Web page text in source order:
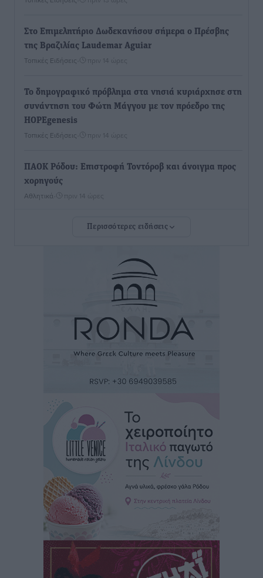
Στο Επιμελητήριο Δωδεκανήσου σήμερα ο Πρέσβης
της Βραζιλίας Laudemar Aguiar
Τοπικές Ειδήσεις πριν 14 ώρες
To δημογραφικό πρόβλημα στα νησιά κυριάρχησε στη
συνάντηση του Φώτη Μάγγου με τον πρόεδρο της
HOPEgenesis
Τοπικές Ειδήσεις πριν 14 ώρες
ΠΑΟΚ Ρόδου: Επιστροφή Τοντόροβ και άνοιγμα προς
χορηγούς
Αθλητικά πριν 14 ώρες
Rhodes Beyond Summer – Εκεί που το καλοκαίρι
Κικίλιας: Μειώθηκαν κατά 34% οι μεταναστευτικές
ροές στα θαλάσσια σύνορα
πριν 14 ώρες
Κως: Γερμανός τουρίστας κέρδισε αποζημίωση 900
οικογενειακές διακοπές του
Ο γεωεντοπισμός μέσω 112 «έσωσε» Δανό περιπατητή
Τοπικές Ειδήσεις πριν 14 ώρες
Σύμη: Ανασύρθηκε σορός άνδρα – Εξετάζεται αν είναι
ο 8ος Γερμανός που αγνοούνταν μετά την παράσυρσή
ιστιοφόρου
Τοπικές Ειδήσεις•
Ερώτηση στην Ευρωπαϊκή Επιτροπή για τις
αλλεπάλληλες πυρκαγιές που ξεσπούν από μονάδες
Περισσότερες ειδήσεις